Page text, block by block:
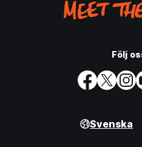
Följ
Svenska